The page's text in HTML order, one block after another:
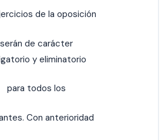
de la oposición
serán de carácter
y eliminatorio
para todos los
Con anterioridad